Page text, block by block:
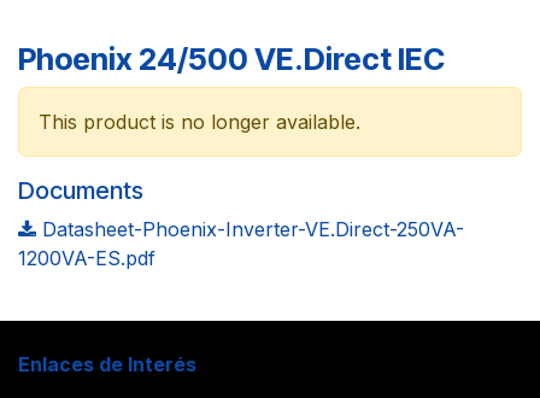
Phoenix 24/500 VE.Direct IEC
This product is no longer available.
Documents
Datasheet-Phoenix-Inverter-VE.Direct-250VA-
1200VA-ES.pdf
Enlaces de Interés